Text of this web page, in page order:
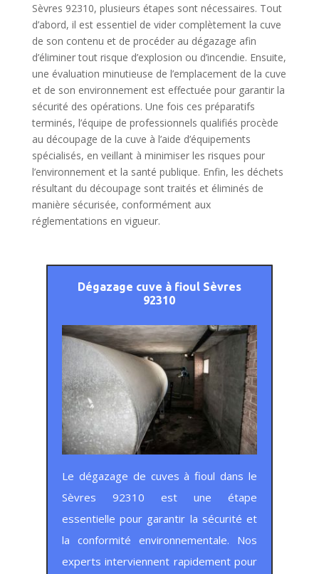
Sèvres 92310, plusieurs étapes sont nécessaires. Tout
d’abord, il est essentiel de vider complètement la cuve
de son contenu et de procéder au dégazage afin
d’éliminer tout risque d’explosion ou d’incendie. Ensuite,
une évaluation minutieuse de l’emplacement de la cuve
et de son environnement est effectuée pour garantir la
sécurité des opérations. Une fois ces préparatifs
terminés, l’équipe de professionnels qualifiés procède
au découpage de la cuve à l’aide d’équipements
spécialisés, en veillant à minimiser les risques pour
l’environnement et la santé publique. Enfin, les déchets
résultant du découpage sont traités et éliminés de
manière sécurisée, conformément aux
réglementations en vigueur.
Dégazage cuve à fioul Sèvres
92310
Le dégazage de cuves à fioul dans le
Sèvres 92310 est une étape
essentielle pour garantir la sécurité et
la conformité environnementale. Nos
experts interviennent rapidement pour